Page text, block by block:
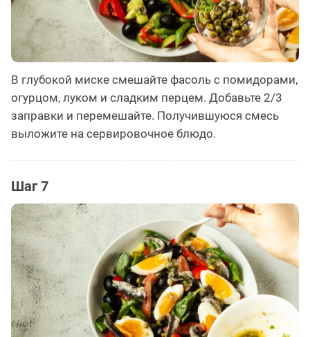
В глубокой миске смешайте фасоль с помидорами,
огурцом, луком и сладким перцем. Добавьте 2/3
заправки и перемешайте. Получившуюся смесь
выложите на сервировочное блюдо.
Шаг 7